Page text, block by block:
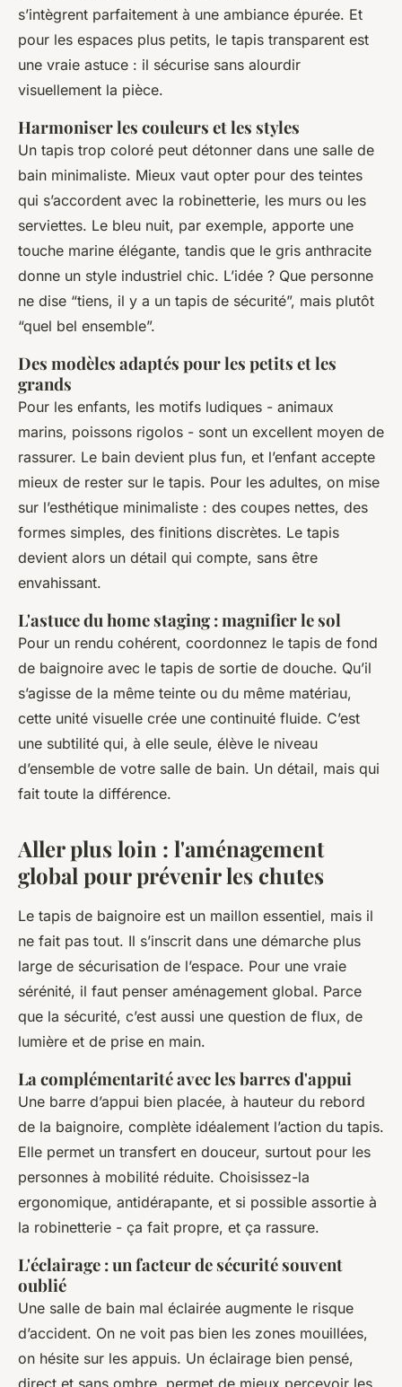
s’intègrent parfaitement à une ambiance épurée. Et
pour les espaces plus petits, le tapis transparent est
une vraie astuce : il sécurise sans alourdir
visuellement la pièce.
Harmoniser les couleurs et les styles
Un tapis trop coloré peut détonner dans une salle de
bain minimaliste. Mieux vaut opter pour des teintes
qui s’accordent avec la robinetterie, les murs ou les
serviettes. Le bleu nuit, par exemple, apporte une
touche marine élégante, tandis que le gris anthracite
donne un style industriel chic. L’idée ? Que personne
ne dise “tiens, il y a un tapis de sécurité”, mais plutôt
“quel bel ensemble”.
Des modèles adaptés pour les petits et les
grands
Pour les enfants, les motifs ludiques - animaux
marins, poissons rigolos - sont un excellent moyen de
rassurer. Le bain devient plus fun, et l’enfant accepte
mieux de rester sur le tapis. Pour les adultes, on mise
sur l’esthétique minimaliste : des coupes nettes, des
formes simples, des finitions discrètes. Le tapis
devient alors un détail qui compte, sans être
envahissant.
L'astuce du home staging : magnifier le sol
Pour un rendu cohérent, coordonnez le tapis de fond
de baignoire avec le tapis de sortie de douche. Qu’il
s’agisse de la même teinte ou du même matériau,
cette unité visuelle crée une continuité fluide. C’est
une subtilité qui, à elle seule, élève le niveau
d’ensemble de votre salle de bain. Un détail, mais qui
fait toute la différence.
Aller plus loin : l'aménagement
global pour prévenir les chutes
Le tapis de baignoire est un maillon essentiel, mais il
ne fait pas tout. Il s’inscrit dans une démarche plus
large de sécurisation de l’espace. Pour une vraie
sérénité, il faut penser aménagement global. Parce
que la sécurité, c’est aussi une question de flux, de
lumière et de prise en main.
La complémentarité avec les barres d'appui
Une barre d’appui bien placée, à hauteur du rebord
de la baignoire, complète idéalement l’action du tapis.
Elle permet un transfert en douceur, surtout pour les
personnes à mobilité réduite. Choisissez-la
ergonomique, antidérapante, et si possible assortie à
la robinetterie - ça fait propre, et ça rassure.
L'éclairage : un facteur de sécurité souvent
oublié
Une salle de bain mal éclairée augmente le risque
d’accident. On ne voit pas bien les zones mouillées,
on hésite sur les appuis. Un éclairage bien pensé,